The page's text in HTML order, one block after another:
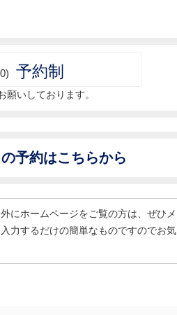
予約制
いしております。
予約はこちらから
にホームページをご覧の方は、ぜひメ
力するだけの簡単なものですのでお気